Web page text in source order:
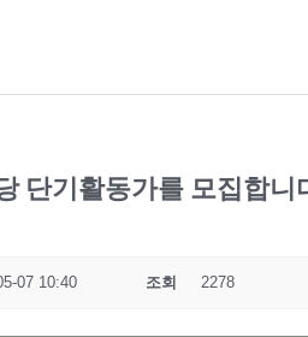
단기활동가를 모집합
07 10:40 조회 2278